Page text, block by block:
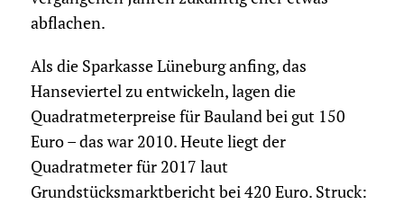
abflachen.
Als die Sparkasse Lüneburg anfing, das
Hanseviertel zu entwickeln, lagen die
Quadratmeterpreise für Bauland bei gut 150
Euro – das war 2010. Heute liegt der
Quadratmeter für 2017 laut
Grundstücksmarktbericht bei 420 Euro. Struck: